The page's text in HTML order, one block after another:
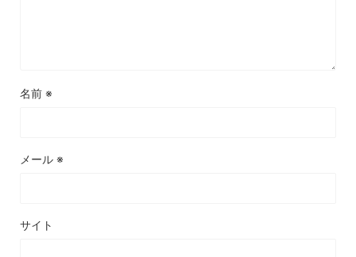
名前 ※
メール ※
サイト